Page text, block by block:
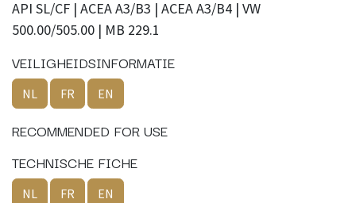
API SL/CF | ACEA A3/B3 | ACEA A3/B4 | VW
500.00/505.00 | MB 229.1
VEILIGHEIDSINFORMATIE
NL FR EN
RECOMMENDED FOR USE
TECHNISCHE FICHE
NL FR EN